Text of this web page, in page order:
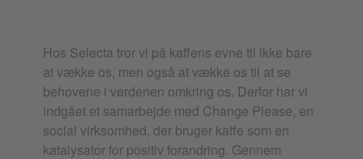
Hos Selecta tror vi på kaffens evne til ikke bare
at vække os, men også at vække os til at se
behovene i verdenen omkring os. Derfor har vi
indgået et samarbejde med Change Please, en
social virksomhed, der bruger kaffe som en
katalysator for positiv forandring. Gennem